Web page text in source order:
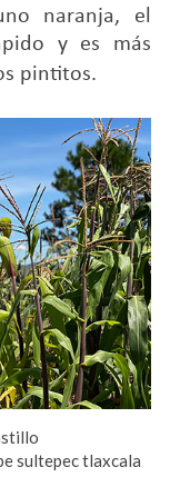
naranja, el
y es más
pintitos.
sultepec tlaxcala